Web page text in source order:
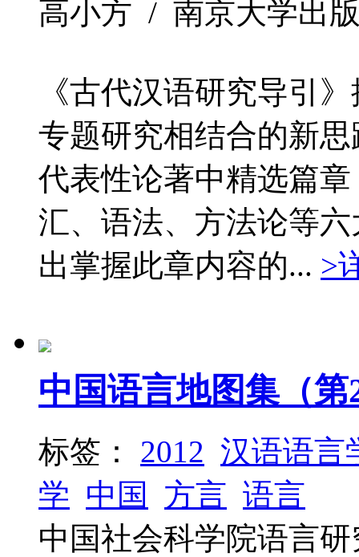
高小方 / 南京大学出
《古代汉语研究导引
专题研究相结合的新
代表性论著中精选篇
汇、语法、方法论等
出掌握此章内容的... >
中国语言地图集（第
标签： 2012 汉语语言
学 中国 方言 语言
中国社会科学院语言